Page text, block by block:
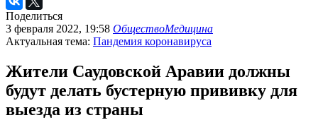
Поделиться
3 февраля 2022, 19:58 ОбществоМедицина
Актуальная тема: Пандемия коронавируса
Жители Саудовской Аравии должны
будут делать бустерную прививку для
выезда из страны